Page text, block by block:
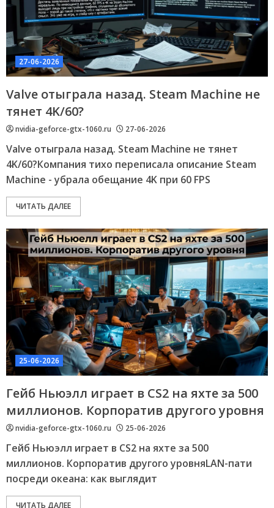
27-06-2026
Valve отыграла назад. Steam Machine не
тянет 4K/60?
nvidia-geforce-gtx-1060.ru 27-06-2026
Valve отыграла назад. Steam Machine не тянет
4K/60?Компания тихо переписала описание Steam
Machine - убрала обещание 4K при 60 FPS
ЧИТАТЬ ДАЛЕЕ
25-06-2026
Гейб Ньюэлл играет в CS2 на яхте за 500
миллионов. Корпоратив другого уровня
nvidia-geforce-gtx-1060.ru 25-06-2026
Гейб Ньюэлл играет в CS2 на яхте за 500
миллионов. Корпоратив другого уровняLAN-пати
посреди океана: как выглядит
ЧИТАТЬ ДАЛЕЕ